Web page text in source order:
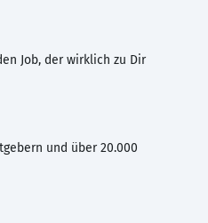
Job, der wirklich zu Dir
und über 20.000